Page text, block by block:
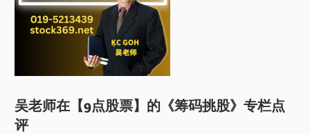
吴老师在【9点股票】的《筹码挑股》专栏点
评